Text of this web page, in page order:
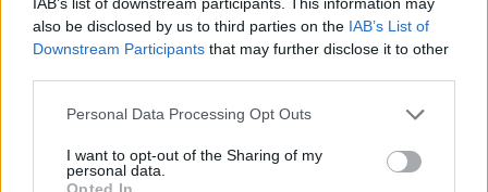
also be disclosed by us to third parties on the IAB’s List of
Downstream Participants that may further disclose it to other
Personal Data Processing Opt Outs
I want to opt-out of the Sharing of my
personal data.
Opted In
πηλός ψημένος είναι ελαφρύς ανθεκτικός και ισχυρός,
γεγονός που τον καθιστά ιδανικό υλικό για τη δημιουργία
χειροποίητων κοσμημάτων, επίσης, ένα πολύ σημαντικό
χαρακτηριστικό του είναι ότι δεν είναι τοξικός και έχει